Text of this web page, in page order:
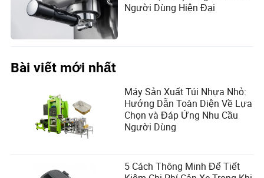
Người Dùng Hiện Đại
Bài viết mới nhất
Máy Sản Xuất Túi Nhựa Nhỏ:
Hướng Dẫn Toàn Diện Về Lựa
Chọn và Đáp Ứng Nhu Cầu
Người Dùng
5 Cách Thông Minh Để Tiết